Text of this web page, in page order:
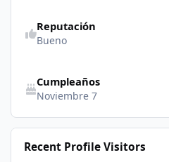
Reputación
Bueno
Cumpleaños
Noviembre 7
Recent Profile Visitors